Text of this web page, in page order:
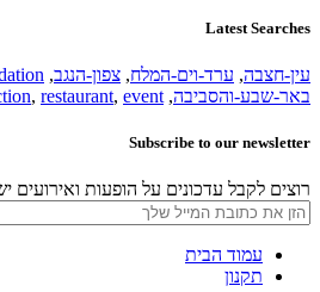
Latest Searches
עין-חצבה, ערד-וים-המלח, צפון-הנגב,
באר-שבע-והסביבה,
, restaurant, event
Subscribe to our newsletter
רוצים לקבל עדכונים על הופעות ואירועים
עמוד הבית
תקנון